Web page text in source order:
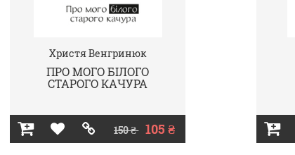
Христя Венгринюк
ПРО МОГО БІЛОГО
СТАРОГО КАЧУРА
150 ₴ 105 ₴